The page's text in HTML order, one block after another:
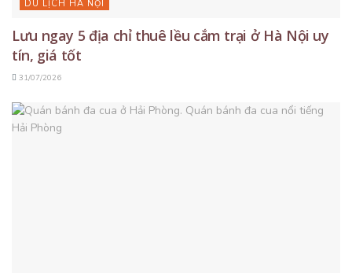
DU LỊCH HÀ NỘI
Lưu ngay 5 địa chỉ thuê lều cắm trại ở Hà Nội uy
tín, giá tốt
31/07/2026